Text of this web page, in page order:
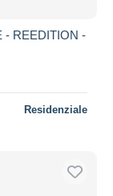
- REEDITION -
Residenziale